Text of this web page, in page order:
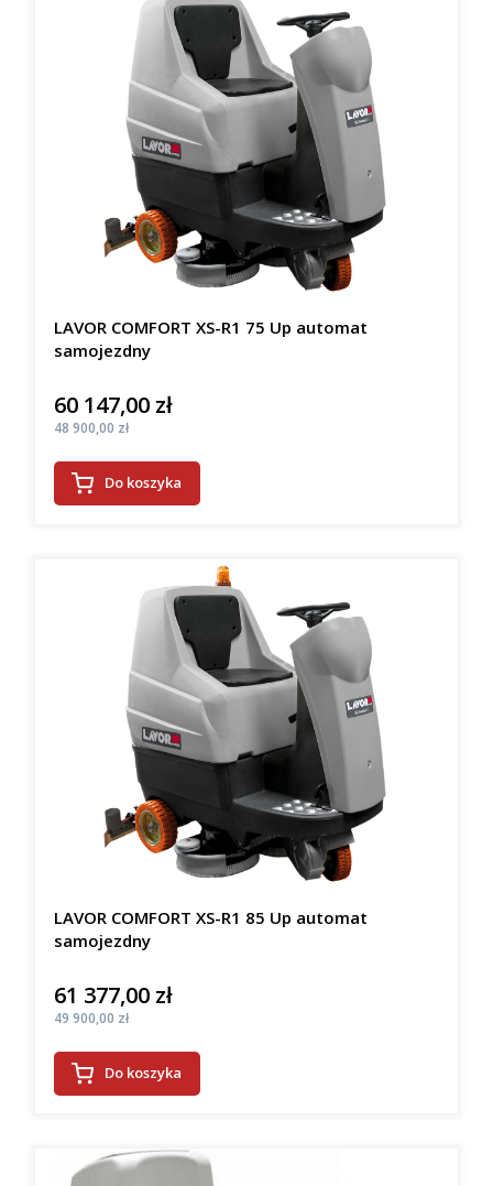
LAVOR COMFORT XS-R1 75 Up automat
samojezdny
Cena
60 147,00 zł
Cena
48 900,00 zł
Do koszyka
LAVOR COMFORT XS-R1 85 Up automat
samojezdny
Cena
61 377,00 zł
Cena
49 900,00 zł
Do koszyka